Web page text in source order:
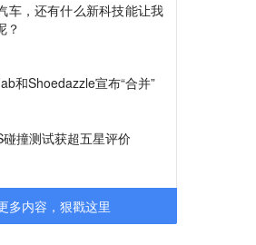
车，还有什么新科技能让我
？
和Shoedazzle宣布“合并”
撞测试获超五星评价
多内容，狠戳这里